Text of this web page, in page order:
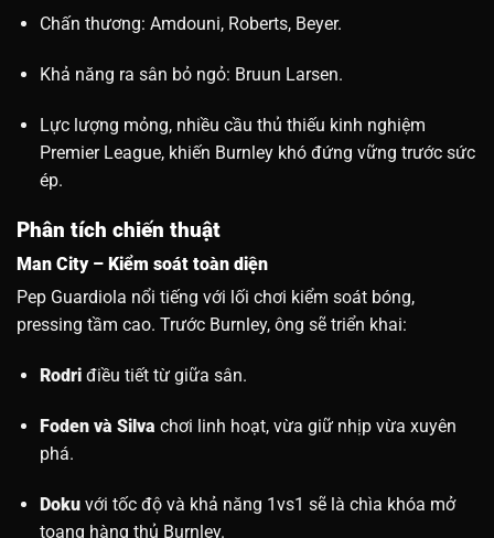
Chấn thương: Amdouni, Roberts, Beyer.
Khả năng ra sân bỏ ngỏ: Bruun Larsen.
Lực lượng mỏng, nhiều cầu thủ thiếu kinh nghiệm
Premier League, khiến Burnley khó đứng vững trước sức
ép.
Phân tích chiến thuật
Man City – Kiểm soát toàn diện
Pep Guardiola nổi tiếng với lối chơi kiểm soát bóng,
pressing tầm cao. Trước Burnley, ông sẽ triển khai:
Rodriđiều tiết từ giữa sân.
Foden và Silva chơi linh hoạt, vừa giữ nhịp vừa xuyên
phá.
Dokuvới tốc độ và khả năng 1vs1 sẽ là chìa khóa mở
toang hàng thủ Burnley.